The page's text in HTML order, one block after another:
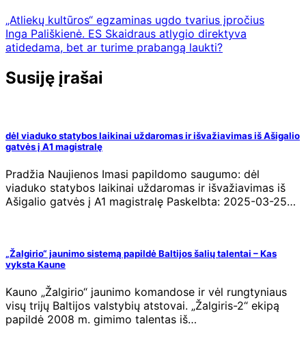
„Atliekų kultūros“ egzaminas ugdo tvarius įpročius
Inga Pališkienė. ES Skaidraus atlygio direktyva
atidedama, bet ar turime prabangą laukti?
Susiję įrašai
dėl viaduko statybos laikinai uždaromas ir išvažiavimas iš Ašigalio
gatvės į A1 magistralę
Pradžia Naujienos Imasi papildomo saugumo: dėl
viaduko statybos laikinai uždaromas ir išvažiavimas iš
Ašigalio gatvės į A1 magistralę Paskelbta: 2025-03-25…
„Žalgirio“ jaunimo sistemą papildė Baltijos šalių talentai – Kas
vyksta Kaune
Kauno „Žalgirio“ jaunimo komandose ir vėl rungtyniaus
visų trijų Baltijos valstybių atstovai. „Žalgiris-2“ ekipą
papildė 2008 m. gimimo talentas iš…